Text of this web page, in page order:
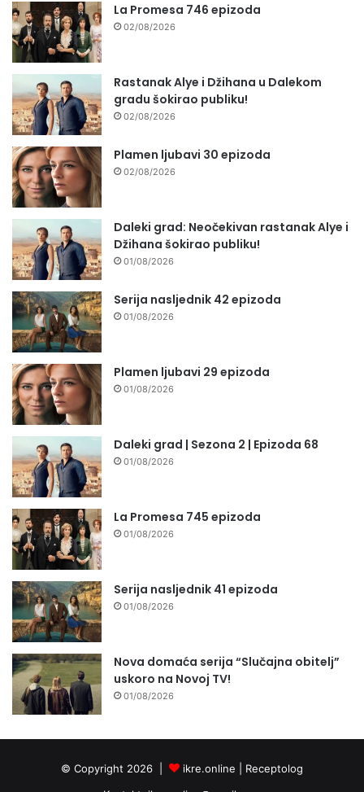
La Promesa 746 epizoda
02/08/2026
Rastanak Alye i Džihana u Dalekom
gradu šokirao publiku!
02/08/2026
Plamen ljubavi 30 epizoda
02/08/2026
Daleki grad: Neočekivan rastanak Alye i
Džihana šokirao publiku!
01/08/2026
Serija nasljednik 42 epizoda
01/08/2026
Plamen ljubavi 29 epizoda
01/08/2026
Daleki grad | Sezona 2 | Epizoda 68
01/08/2026
La Promesa 745 epizoda
01/08/2026
Serija nasljednik 41 epizoda
01/08/2026
Nova domaća serija “Slučajna obitelj”
uskoro na Novoj TV!
01/08/2026
© Copyright 2026 | ikre.online | Receptolog